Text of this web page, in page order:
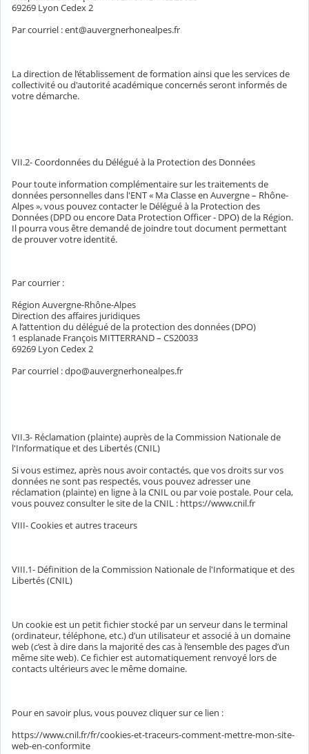
69269 Lyon Cedex 2
Par courriel : ent@auvergnerhonealpes.fr
La direction de l’établissement de formation ainsi que les services de
collectivité ou d'autorité académique concernés seront informés de
votre démarche.
VII.2- Coordonnées du Délégué à la Protection des Données
Pour toute information complémentaire sur les traitements de
données personnelles dans l'ENT « Ma Classe en Auvergne – Rhône-
Alpes », vous pouvez contacter le Délégué à la Protection des
Données (DPD ou encore Data Protection Officer - DPO) de la Région.
Il pourra vous être demandé de joindre tout document permettant
de prouver votre identité.
Par courrier :
Région Auvergne-Rhône-Alpes
Direction des affaires juridiques
A l’attention du délégué de la protection des données (DPO)
1 esplanade François MITTERRAND – CS20033
69269 Lyon Cedex 2
Par courriel : dpo@auvergnerhonealpes.fr
VII.3- Réclamation (plainte) auprès de la Commission Nationale de
l'Informatique et des Libertés (CNIL)
Si vous estimez, après nous avoir contactés, que vos droits sur vos
données ne sont pas respectés, vous pouvez adresser une
réclamation (plainte) en ligne à la CNIL ou par voie postale. Pour cela,
vous pouvez consulter le site de la CNIL : https://www.cnil.fr
VIII- Cookies et autres traceurs
VIII.1- Définition de la Commission Nationale de l'Informatique et des
Libertés (CNIL)
Un cookie est un petit fichier stocké par un serveur dans le terminal
(ordinateur, téléphone, etc.) d’un utilisateur et associé à un domaine
web (c’est à dire dans la majorité des cas à l’ensemble des pages d’un
même site web). Ce fichier est automatiquement renvoyé lors de
contacts ultérieurs avec le même domaine.
Pour en savoir plus, vous pouvez cliquer sur ce lien :
https://www.cnil.fr/fr/cookies-et-traceurs-comment-mettre-mon-site-
web-en-conformite